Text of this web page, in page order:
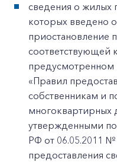
сведения о жилых
которых введено
приостановление
соответствующей
предусмотренном
«Правил
собственникам и
многоквартирных
утвержденными
РФ от 06.05.2011 №
предоставления